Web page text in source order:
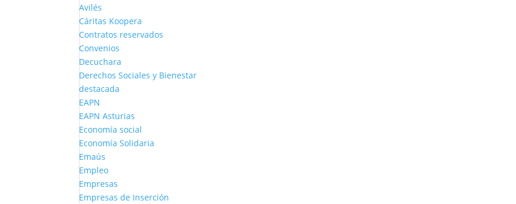
Avilés
Cáritas Koopera
Contratos reservados
Convenios
Decuchara
Derechos Sociales y Bienestar
destacada
EAPN
EAPN Asturias
Economía social
Economía Solidaria
Emaús
Empleo
Empresas
Empresas de Inserción